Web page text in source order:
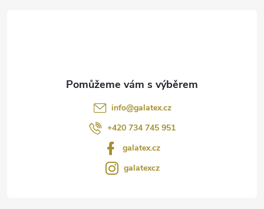
info@galatex.cz
+420 734 745 951
galatex.cz
galatexcz